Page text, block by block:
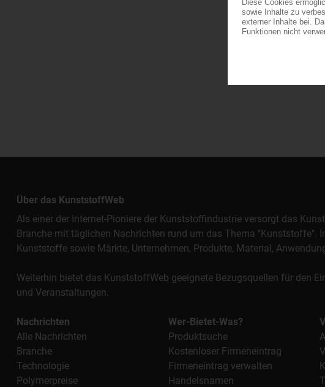
Über das KunststoffWeb
Als einer der Internet-Pioniere der Kunststoffindustrie versorgt das
Branche mit täglichen Nachrichten rund um das Thema
Kunststoffe sowie Märkte, Unternehmen, Produkte, Material,
Weiterhin bietet das KunststoffWeb geeignete Bezugsquellen für den
und Veranstaltungen.
Nachrichten
Alle Nachrichten
Branche
Technologie
Polymerpreise
Wer-Bietet-Was?
Produktsuche
Kostenloser Firmeneintrag
Firmeneintrag verwalten
Handelsnamen